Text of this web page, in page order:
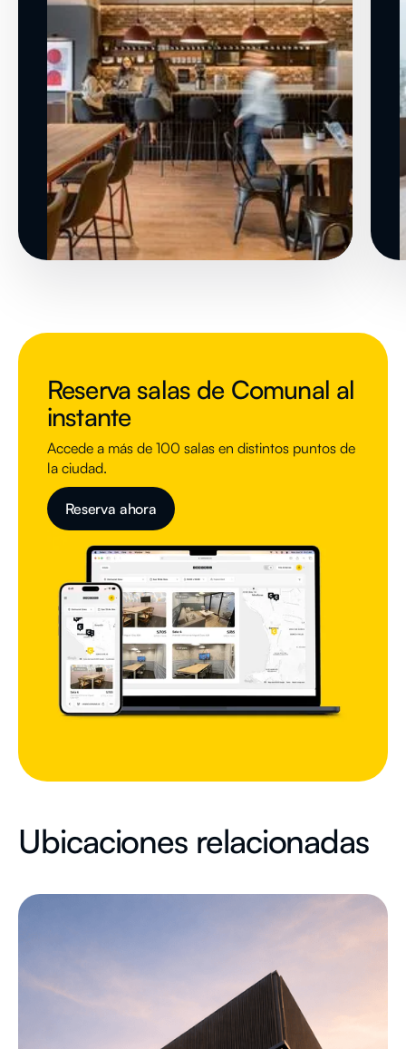
Reserva salas de Comunal al
instante
Accede a más de 100 salas en distintos puntos de
la ciudad.
Reserva ahora
Ubicaciones relacionadas